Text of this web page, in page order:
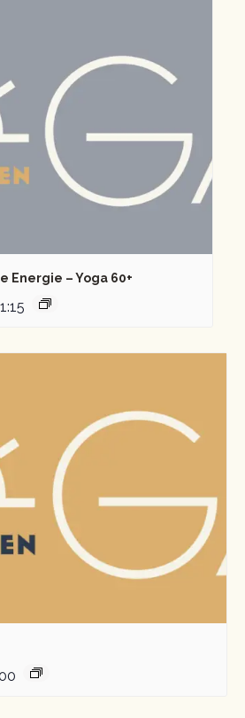
Energie – Yoga 60+